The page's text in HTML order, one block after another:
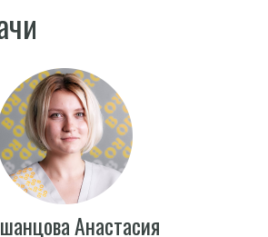
Анастасия